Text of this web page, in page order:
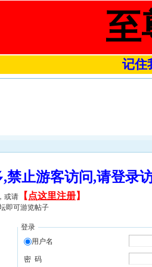
至
记住
,禁止游客访问,请登
或请 【 点这里注册】
即可游览帖子
登录
用户名
密 码